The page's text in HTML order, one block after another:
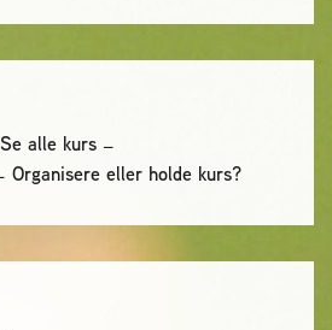
Se alle kurs
Organisere eller holde kurs?